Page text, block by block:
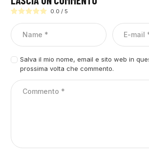
0.0 / 5
Salva il mio nome, email e sito web in
prossima volta che commento.